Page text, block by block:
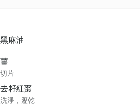
黑麻油
薑
切片
去籽紅棗
洗淨，瀝乾